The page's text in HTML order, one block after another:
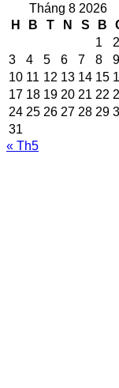
Tháng 8 2026
H
B T N S B
1
2
3
4 5 6 7 8
9
10 11 12 13 14 15
17 18 19 20 21 22
24 25 26 27 28 29
31
« Th5